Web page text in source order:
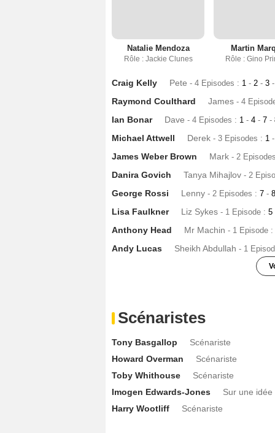
Natalie Mendoza
Rôle : Jackie Clunes
Martin
Rôle : Gino
Craig Kelly Pete - 4 Episodes : 1 - 2 - 3 -
Raymond Coulthard James - 4
Ian Bonar Dave - 4 Episodes : 1 - 4 - 7 -
Michael Attwell Derek - 3 Episodes : 1 -
James Weber Brown Mark - 2
Danira Govich Tanya Mihajlov - 2
George Rossi Lenny - 2 Episodes : 7 - 8
Lisa Faulkner Liz Sykes - 1 Episode : 5
Anthony Head Mr Machin - 1 Episode :
Andy Lucas Sheikh Abdullah - 1
Rachael Stirling Nina Bailey
Alan Mckenna Pilote - 1 Episode :
Andrzej Borkowski Sergio - 1 Episode :
Duggie Brown Cord - 1 Episode :
Martin Herdman Détective Sergent
Scénaristes
Tony Basgallop
Scénariste
Howard Overman
Scénariste
Toby Whithouse
Scénariste
Imogen Edwards-Jones
Sur une
Harry Wootliff
Scénariste